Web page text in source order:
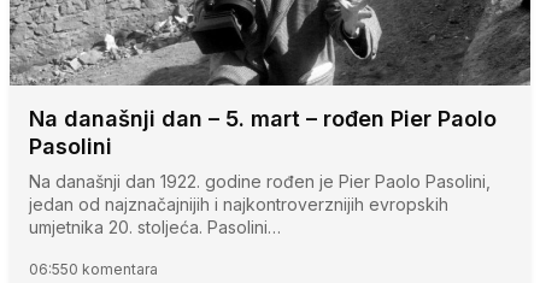
Na današnji dan – 5. mart – rođen Pier Paolo
Pasolini
Na današnji dan 1922. godine rođen je Pier Paolo Pasolini,
jedan od najznačajnijih i najkontroverznijih evropskih
umjetnika 20. stoljeća. Pasolini…
06:550 komentara